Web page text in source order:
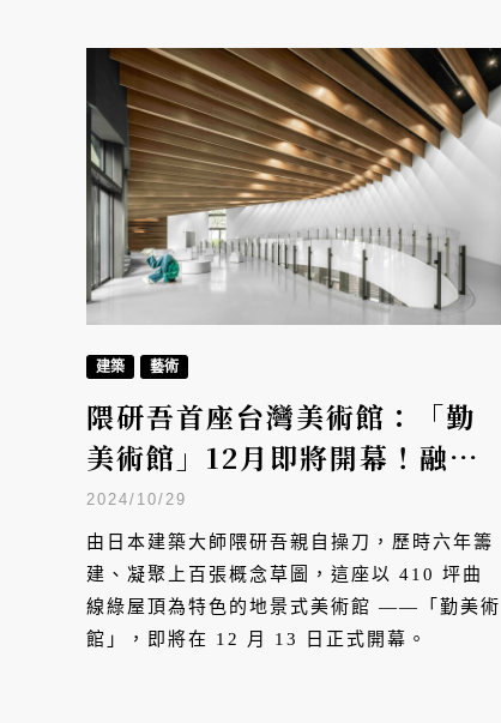
建築 藝術
隈研吾首座台灣美術館：「勤
美術館」12月即將開幕！融入
草悟道綠意，掀開大地的有機
建築
2024/10/29
由日本建築大師隈研吾親自操刀，歷時六年籌
建、凝聚上百張概念草圖，這座以 410 坪曲
線綠屋頂為特色的地景式美術館 ——「勤美術
館」，即將在 12 月 13 日正式開幕。